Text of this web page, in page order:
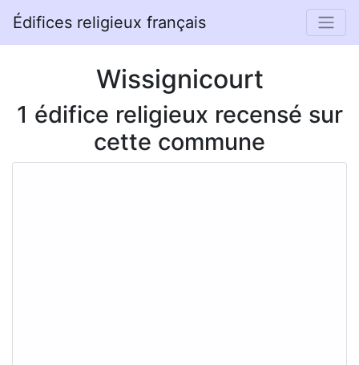
Édifices religieux français
Wissignicourt
1 édifice religieux recensé sur
cette commune